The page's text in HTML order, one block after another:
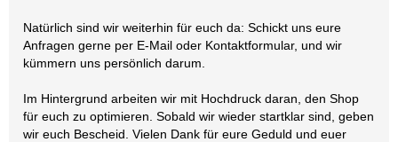
Natürlich sind wir weiterhin für euch da: Schickt uns eure
Anfragen gerne per E-Mail oder Kontaktformular, und wir
kümmern uns persönlich darum.
Im Hintergrund arbeiten wir mit Hochdruck daran, den Shop
für euch zu optimieren. Sobald wir wieder startklar sind, geben
wir euch Bescheid. Vielen Dank für eure Geduld und euer